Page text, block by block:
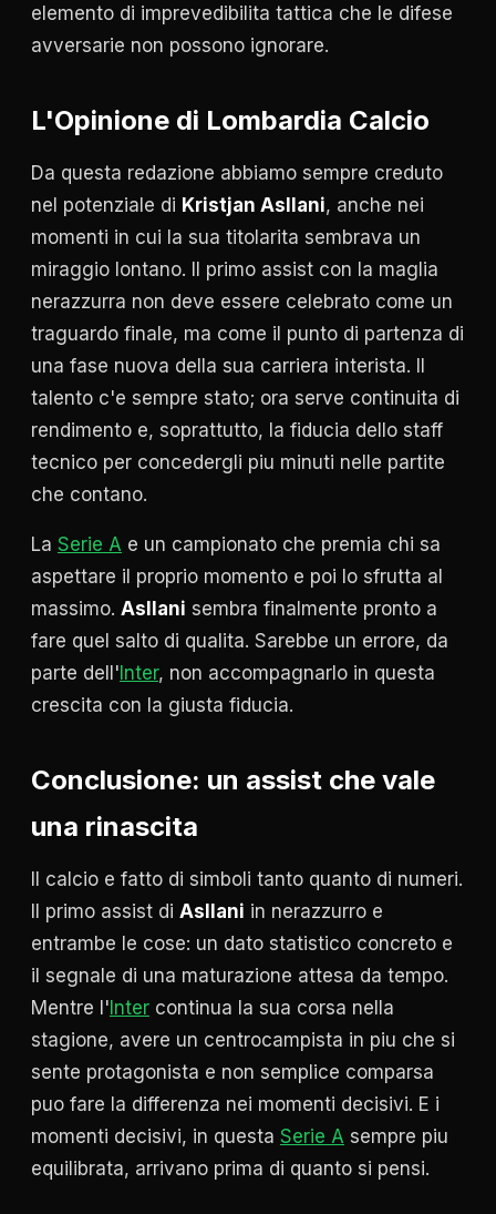
elemento di imprevedibilita tattica che le difese
avversarie non possono ignorare.
L'Opinione di Lombardia Calcio
Da questa redazione abbiamo sempre creduto
nel potenziale di Kristjan Asllani, anche nei
momenti in cui la sua titolarita sembrava un
miraggio lontano. Il primo assist con la maglia
nerazzurra non deve essere celebrato come un
traguardo finale, ma come il punto di partenza di
una fase nuova della sua carriera interista. Il
talento c'e sempre stato; ora serve continuita di
rendimento e, soprattutto, la fiducia dello staff
tecnico per concedergli piu minuti nelle partite
che contano.
La Serie A e un campionato che premia chi sa
aspettare il proprio momento e poi lo sfrutta al
massimo. Asllani sembra finalmente pronto a
fare quel salto di qualita. Sarebbe un errore, da
parte dell' Inter, non accompagnarlo in questa
crescita con la giusta fiducia.
Conclusione: un assist che vale
una rinascita
Il calcio e fatto di simboli tanto quanto di numeri.
Il primo assist di Asllani in nerazzurro e
entrambe le cose: un dato statistico concreto e
il segnale di una maturazione attesa da tempo.
Mentre l' Inter continua la sua corsa nella
stagione, avere un centrocampista in piu che si
sente protagonista e non semplice comparsa
puo fare la differenza nei momenti decisivi. E i
momenti decisivi, in questa Serie A sempre piu
equilibrata, arrivano prima di quanto si pensi.